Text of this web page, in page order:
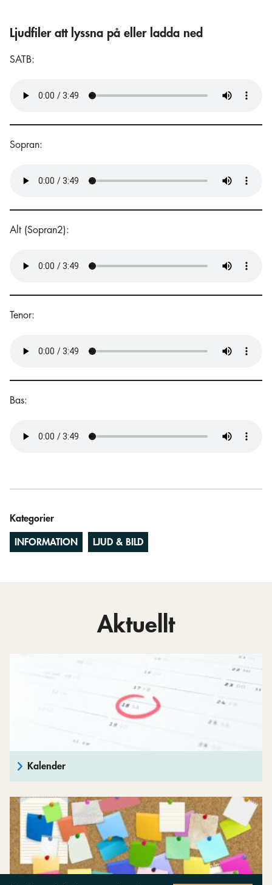
Ljudfiler att lyssna på eller ladda ned
SATB:
Sopran:
Alt (Sopran2):
Tenor:
Bas:
Kategorier
INFORMATION LJUD & BILD
Aktuellt
Kalender